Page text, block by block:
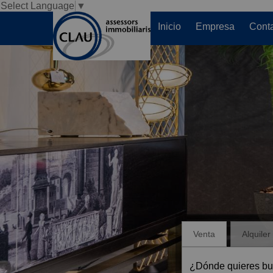
Select Language ▼
Inicio
Empresa
Venta Alquiler